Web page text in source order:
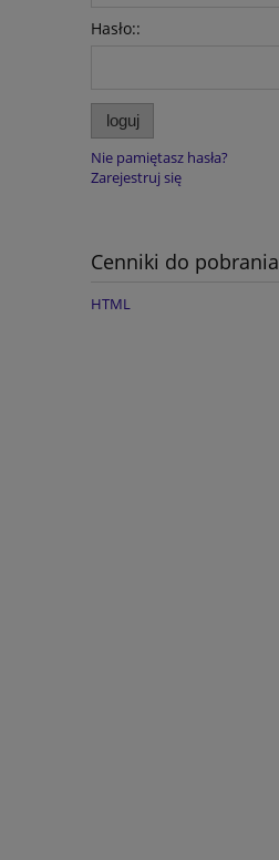
Hasło::
loguj
Nie pamiętasz hasła?
Zarejestruj się
Cenniki do pobrania
HTML